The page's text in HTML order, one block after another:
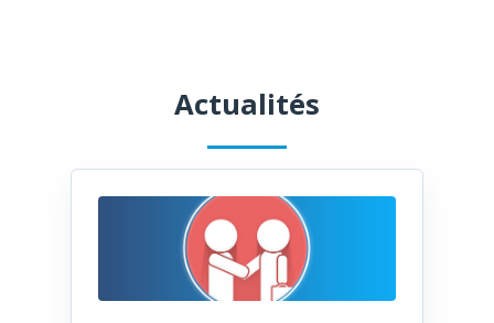
Actualités